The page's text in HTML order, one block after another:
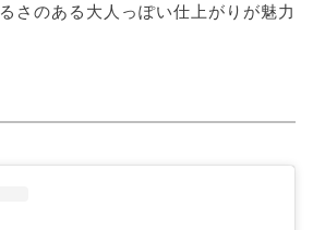
さのある大人っぽい仕上がりが魅力